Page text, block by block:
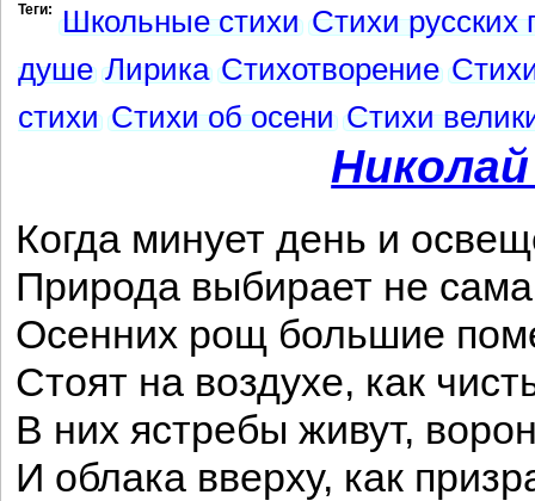
Теги: Школьные стихи Стихи русских
душе Лирика Стихотворение
стихи Стихи об осени Стихи
Когда минует день и
Природа выбирает не
Осенних рощ большие
Стоят на воздухе, как
В них ястребы живут,
И облака вверху, как